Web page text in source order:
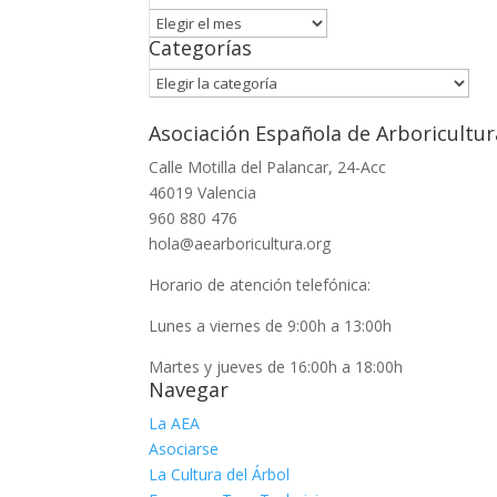
Archivo
Categorías
Categorías
Asociación Española de
Calle Motilla del Palancar, 24-Acc
46019 Valencia
960 880 476
hola@aearboricultura.org
Horario de atención telefónica:
Lunes a viernes de 9:00h a 13:00h
Martes y jueves de 16:00h a 18:00h
Navegar
La AEA
Asociarse
La Cultura del Árbol